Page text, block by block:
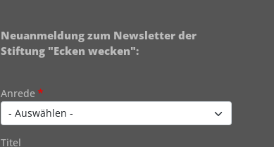
Neuanmeldung zum Newsletter der
Stiftung "Ecken wecken":
Anrede
Titel